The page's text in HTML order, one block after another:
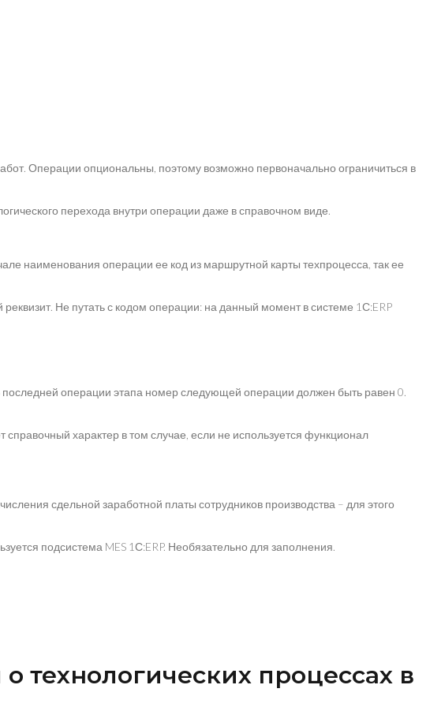
Операции опциональны, поэтому возможно первоначально ограничиться в
перехода внутри операции даже в справочном виде.
наименования операции ее код из маршрутной карты техпроцесса, так ее
Не путать с кодом операции: на данный момент в системе 1С:ERP
операции этапа номер следующей операции должен быть равен 0.
характер в том случае, если не используется функционал
сдельной заработной платы сотрудников производства – для этого
подсистема MES 1С:ERP. Необязательно для заполнения.
технологических процессах в